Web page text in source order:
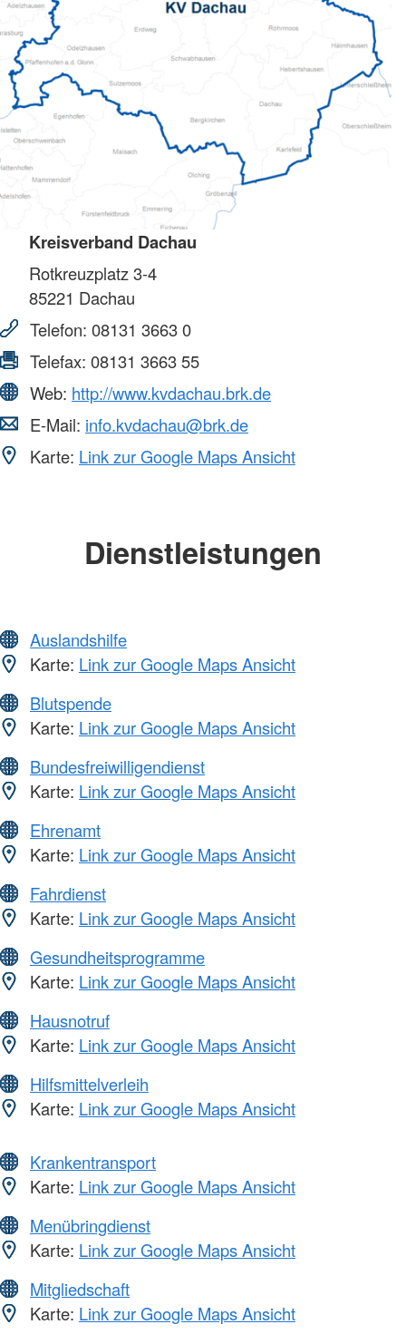
Kreisverband Dachau
Rotkreuzplatz 3-4
85221 Dachau
Telefon: 08131 3663 0
Telefax: 08131 3663 55
Web: http://www.kvdachau.brk.de
E-Mail: info.kvdachau@brk.de
Karte: Link zur Google Maps Ansicht
Dienstleistungen
Auslandshilfe
Karte: Link zur Google Maps Ansicht
Blutspende
Karte: Link zur Google Maps Ansicht
Bundesfreiwilligendienst
Karte: Link zur Google Maps Ansicht
Ehrenamt
Karte: Link zur Google Maps Ansicht
Fahrdienst
Karte: Link zur Google Maps Ansicht
Gesundheitsprogramme
Karte: Link zur Google Maps Ansicht
Hausnotruf
Karte: Link zur Google Maps Ansicht
Hilfsmittelverleih
Karte: Link zur Google Maps Ansicht
Krankentransport
Karte: Link zur Google Maps Ansicht
Menübringdienst
Karte: Link zur Google Maps Ansicht
Mitgliedschaft
Karte: Link zur Google Maps Ansicht